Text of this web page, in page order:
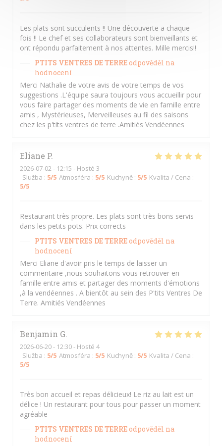
Les plats sont succulents !! Une découverte a chaque
fois !! Le chef et ses collaborateurs sont bienveillants et
ont répondu parfaitement à nos attentes. Mille mercis!!
PTITS VENTRES DE TERREodpověděl na
hodnocení
Merci Nathalie de votre avis de votre temps de vos
suggestions .L'équipe saura toujours vous accueillir pour
vous faire partager des moments de vie en famille entre
amis , Mystérieuses, Merveilleuses au fil des saisons
chez les p'tits ventres de terre .Amitiés Vendéennes
Eliane P
2026-07-02 - 12:15 - Hosté 3
Služba : 5/5 Atmosféra : 5/5 Kuchyně : 5/5 Kvalita / Cena :
5/5
Restaurant très propre. Les plats sont très bons servis
dans les petits pots. Prix corrects
PTITS VENTRES DE TERREodpověděl na
hodnocení
Merci Eliane d'avoir pris le temps de laisser un
commentaire ,nous souhaitons vous retrouver en
famille entre amis et partager des moments d'émotions
,à la vendéennes . A bientôt au sein des P'tits Ventres De
Terre. Amitiés Vendéennes
Benjamin G
2026-06-20- 12:30 - Hosté 4
Služba : 5/5 Atmosféra : 5/5 Kuchyně : 5/5 Kvalita / Cena :
5/5
Très bon accueil et repas délicieux! Le riz au lait est un
délice ! Un restaurant pour tous pour passer un moment
agréable
PTITS VENTRES DE TERREodpověděl na
hodnocení